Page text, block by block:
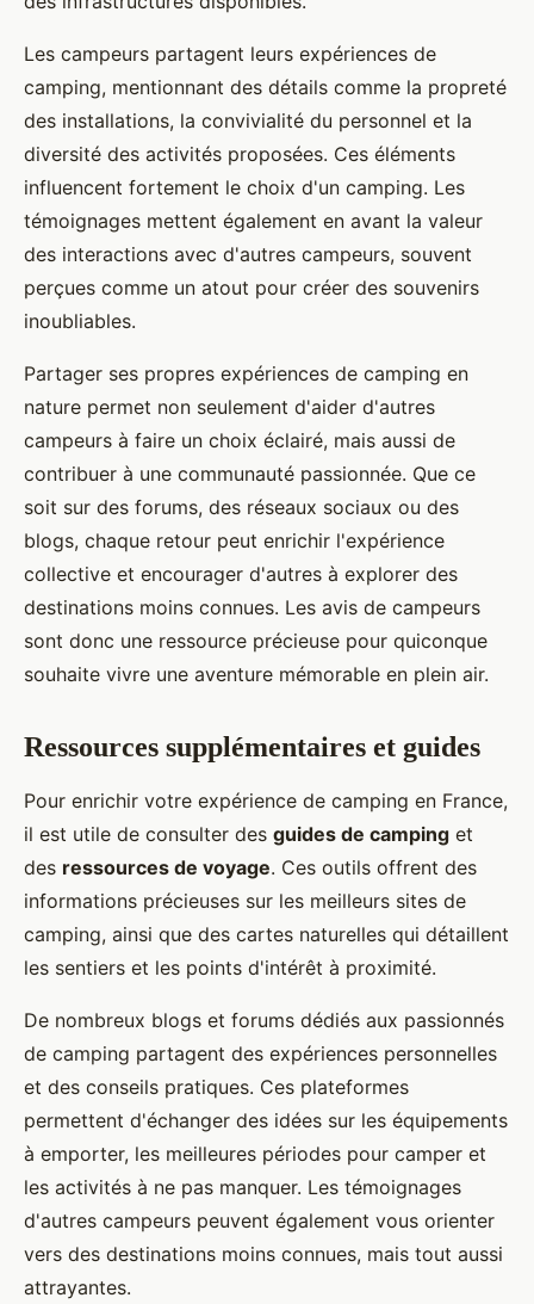
Les campeurs partagent leurs expériences de
camping, mentionnant des détails comme la propreté
des installations, la convivialité du personnel et la
diversité des activités proposées. Ces éléments
influencent fortement le choix d'un camping. Les
témoignages mettent également en avant la valeur
des interactions avec d'autres campeurs, souvent
perçues comme un atout pour créer des souvenirs
inoubliables.
Partager ses propres expériences de camping en
nature permet non seulement d'aider d'autres
campeurs à faire un choix éclairé, mais aussi de
contribuer à une communauté passionnée. Que ce
soit sur des forums, des réseaux sociaux ou des
blogs, chaque retour peut enrichir l'expérience
collective et encourager d'autres à explorer des
destinations moins connues. Les avis de campeurs
sont donc une ressource précieuse pour quiconque
souhaite vivre une aventure mémorable en plein air.
Ressources supplémentaires et guides
Pour enrichir votre expérience de camping en France,
il est utile de consulter des guides de camping et
des ressources de voyage. Ces outils offrent des
informations précieuses sur les meilleurs sites de
camping, ainsi que des cartes naturelles qui détaillent
les sentiers et les points d'intérêt à proximité.
De nombreux blogs et forums dédiés aux passionnés
de camping partagent des expériences personnelles
et des conseils pratiques. Ces plateformes
permettent d'échanger des idées sur les équipements
à emporter, les meilleures périodes pour camper et
les activités à ne pas manquer. Les témoignages
d'autres campeurs peuvent également vous orienter
vers des destinations moins connues, mais tout aussi
attrayantes.